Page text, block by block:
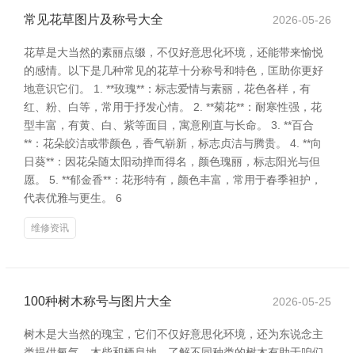
常见花草图片及称号大全 2026-05-26
花草是大当然的素丽点缀，不仅好意思化环境，还能带来愉悦
的感情。以下是几种常见的花草十分称号和特色，匡助你更好
地意识它们。 1. **玫瑰**：标志爱情与素丽，花色各样，有
红、粉、白等，常用于抒发心情。 2. **菊花**：耐寒性强，花
型丰富，有黄、白、紫等面目，寓意刚直与长命。 3. **百合
**：花朵皎洁或带颜色，香气崭新，标志贞洁与腾贵。 4. **向
日葵**：因花朵随太阳动掸而得名，颜色瑰丽，标志阳光与但
愿。 5. **郁金香**：花形特有，颜色丰富，常用于春季袒护，
代表优雅与更生。 6
维修资讯
100种树木称号与图片大全 2026-05-25
树木是大当然的瑰宝，它们不仅好意思化环境，还为东说念主